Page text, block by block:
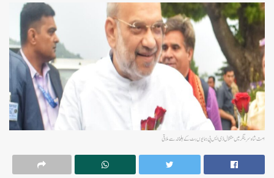
امت شاہ سرینگر میں مقتول ڈی ایس پی ہمایوں بٹ کے اہلخانہ سے ملاقی